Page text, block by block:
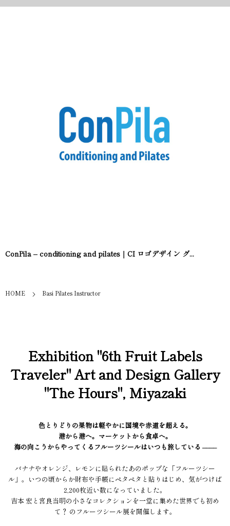
ConPila – conditioning and pilates｜CI ロゴデザイン グ...
HOME Basi Pilates Instructor
Exhibition "6th Fruit Labels
Traveler" Art and Design Gallery
"The Hours", Miyazaki
色とりどりの果物は軽やかに国境や赤道を超える。
港から港へ。マーケットから食卓へ。
海の向こうからやってくるフルーツシールはいつも旅している ––––
バナナやオレンジ、レモンに貼られたあのポップな「フルーツシー
ル」。いつの頃からか財布や手帳にペタペタと貼りはじめ、気がつけば
2,200枚近い数になっていました。
吉本 宏と宮良当明の小さなコレクションを一堂に集めた世界でも初め
て？ のフルーツシール展を開催します。